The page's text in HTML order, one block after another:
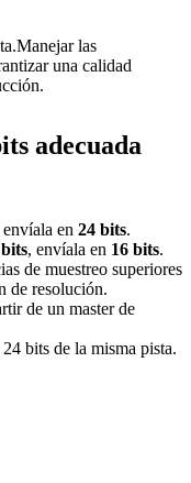
las
una calidad
adecuada
envíala en 24 bits.
, envíala en 16 bits.
de muestreo superiores
de resolución.
de un master de
bits de la misma pista.